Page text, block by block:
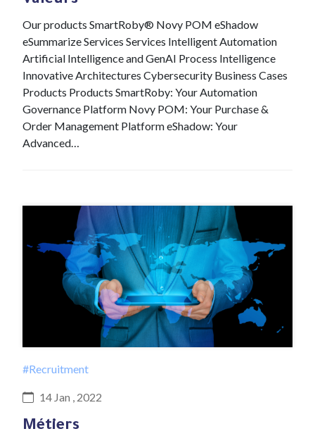
Our products SmartRoby® Novy POM eShadow
eSummarize Services Services Intelligent Automation
Artificial Intelligence and GenAI Process Intelligence
Innovative Architectures Cybersecurity Business Cases
Products Products SmartRoby: Your Automation
Governance Platform Novy POM: Your Purchase &
Order Management Platform eShadow: Your
Advanced…
#Recruitment
14 Jan , 2022
Métiers